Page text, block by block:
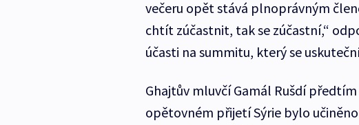
večeru opět stává plnoprávným
chtít zúčastnit, tak se zúčastní,“
účasti na summitu, který se
Ghajtův mluvčí Gamál Rušdí
opětovném přijetí Sýrie bylo